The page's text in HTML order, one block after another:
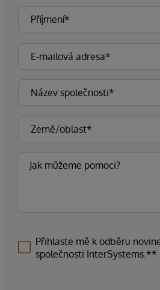
Přihlaste mě k odběru
společnosti InterSystems.**